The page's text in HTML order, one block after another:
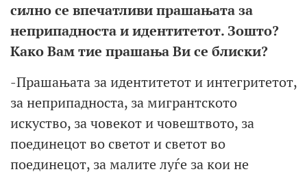
силно се впечатливи прашањата за
неприпадноста и идентитетот. Зошто?
Како Вам тие прашања Ви се блиски?
-Прашањата за идентитетот и интегритетот,
за неприпадноста, за мигрантското
искуство, за човекот и човештвото, за
поединецот во светот и светот во
поединецот, за малите луѓе за кои не